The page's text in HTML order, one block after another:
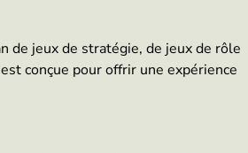
de jeux de stratégie, de jeux de rôle
conçue pour offrir une expérience